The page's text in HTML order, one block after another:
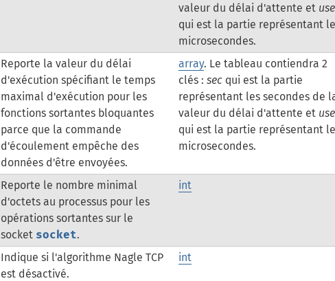
valeur du délai d'attente et
qui est la partie représentant
microsecondes.
Reporte la valeur du délai
d'exécution spécifiant le temps
maximal d'exécution pour les
fonctions sortantes bloquantes
parce que la commande
d'écoulement empêche des
données d'être envoyées.
array. Le tableau contiendra 2
clés : secqui est la partie
représentant les secondes de
valeur du délai d'attente et
qui est la partie représentant
microsecondes.
Reporte le nombre minimal
d'octets au processus pour les
opérations sortantes sur le
socket socket.
int
Indique si l'algorithme Nagle TCP
est désactivé.
int